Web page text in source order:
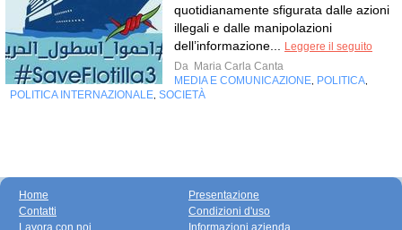
quotidianamente sfigurata dalle azioni
illegali e dalle manipolazioni
dell’informazione...
Leggere il seguito
Da Maria Carla Canta
MEDIA E COMUNICAZIONE POLITICA
POLITICA INTERNAZIONALE SOCIETÀ
Home
Contatti
Lavora con noi
Presentazione
Condizioni d'uso
Informazioni azienda